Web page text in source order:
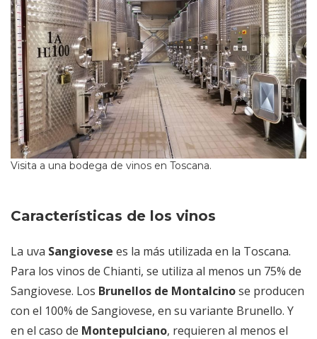
Visita a una bodega de vinos en Toscana.
Características de los vinos
La uva Sangiovese es la más utilizada en la Toscana.
Para los vinos de Chianti, se utiliza al menos un 75% de
Sangiovese. Los Brunellos de Montalcinose producen
con el 100% de Sangiovese, en su variante Brunello. Y
en el caso de Montepulciano, requieren al menos el